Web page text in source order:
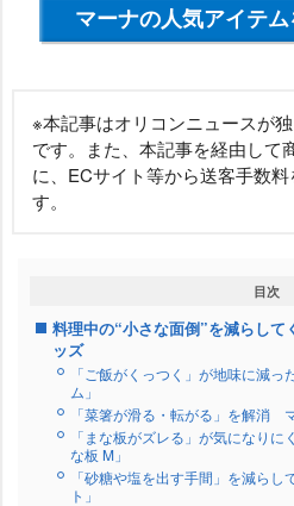
マーナの人気アイテ
※本記事はオリコンニュースが
です。また、本記事を経由して
に、ECサイト等から送客手数
す。
目次
料理中の“小さな面倒”を減らし
ッズ
「ご飯がくっつく」が地味に減
ム」
「菜箸が滑る・転がる」を解消
「まな板がズレる」が気になり
な板 M」
「砂糖や塩を出す手間」を減ら
ト」